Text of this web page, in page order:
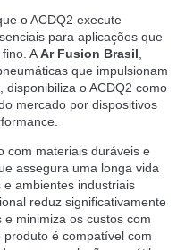
o ACDQ2 execute
para aplicações que
AAr Fusion Brasil
que impulsionam
o ACDQ2 como
mercado por dispositivos
com materiais duráveis e
assegura uma longa vida
ambientes industriais
reduz significativamente
minimiza os custos com
é compatível com